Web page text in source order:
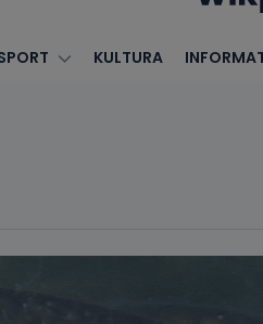
KULTURA